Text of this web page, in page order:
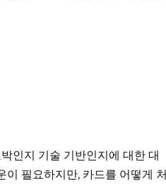
인지 기술 기반인지에 대한 대
필요하지만, 카드를 어떻게 처